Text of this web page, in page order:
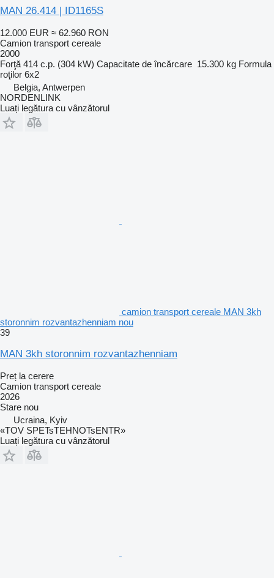
MAN 26.414 | ID1165S
12.000 EUR ≈ 62.960 RON
Camion transport cereale
2000
Forţă 414 c.p. (304 kW) Capacitate de încărcare 15.300 kg Formula
roţilor 6x2
Belgia, Antwerpen
NORDENLINK
Luați legătura cu vânzătorul
camion transport cereale MAN 3kh
storonnim rozvantazhenniam nou
39
MAN 3kh storonnim rozvantazhenniam
Preț la cerere
Camion transport cereale
2026
Stare nou
Ucraina, Kyiv
«TOV SPETsTEHNOTsENTR»
Luați legătura cu vânzătorul